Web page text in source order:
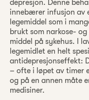
depresjon. Denne
innebærer infusjon av
legemiddel som i
brukt som narkose-
middel på sykehus. I
legemidlet en helt
antidepresjonseffekt:
– ofte i løpet av timer
og på en annen måte
medisiner.